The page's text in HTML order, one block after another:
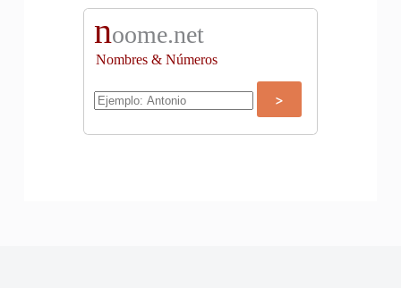
noome.net
Nombres & Números